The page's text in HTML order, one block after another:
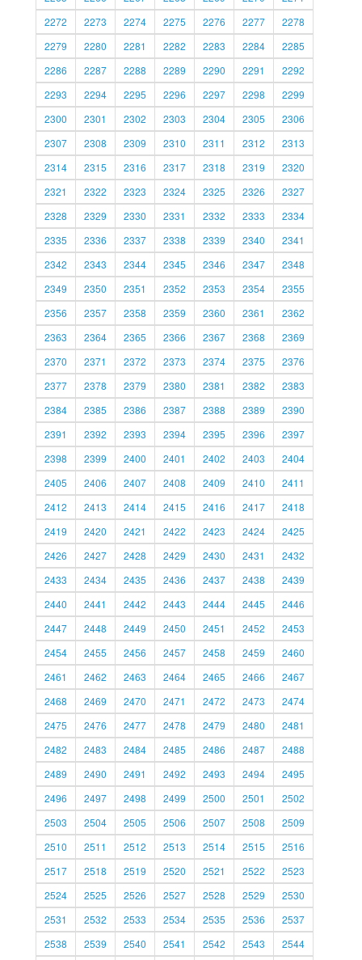
2272
2273 2274 2275 2276 2277
2278
2279
2280 2281 2282 2283 2284
2285
2286
2287 2288 2289 2290 2291
2292
2293
2294 2295 2296 2297 2298
2299
2300
2301 2302 2303 2304 2305
2306
2307
2308 2309 2310 2311 2312
2313
2314
2315 2316 2317 2318 2319
2320
2321
2322 2323 2324 2325 2326
2327
2328
2329 2330 2331 2332 2333
2334
2335
2336 2337 2338 2339 2340
2341
2342
2343 2344 2345 2346 2347
2348
2349
2350 2351 2352 2353 2354
2355
2356
2357 2358 2359 2360 2361
2362
2363
2364 2365 2366 2367 2368
2369
2370
2371 2372 2373 2374 2375
2376
2377
2378 2379 2380 2381 2382
2383
2384
2385 2386 2387 2388 2389
2390
2391
2392 2393 2394 2395 2396
2397
2398
2399 2400 2401 2402 2403
2404
2405
2406 2407 2408 2409 2410
2411
2412
2413 2414 2415 2416 2417
2418
2419
2420 2421 2422 2423 2424
2425
2426
2427 2428 2429 2430 2431
2432
2433
2434 2435 2436 2437 2438
2439
2440
2441 2442 2443 2444 2445
2446
2447
2448 2449 2450 2451 2452
2453
2454
2455 2456 2457 2458 2459
2460
2461
2462 2463 2464 2465 2466
2467
2468
2469 2470 2471 2472 2473
2474
2475
2476 2477 2478 2479 2480
2481
2482
2483 2484 2485 2486 2487
2488
2489
2490 2491 2492 2493 2494
2495
2496
2497 2498 2499 2500 2501
2502
2503
2504 2505 2506 2507 2508
2509
2510
2511 2512 2513 2514 2515
2516
2517
2518 2519 2520 2521 2522
2523
2524
2525 2526 2527 2528 2529
2530
2531
2532 2533 2534 2535 2536
2537
2538
2539 2540 2541 2542 2543
2544